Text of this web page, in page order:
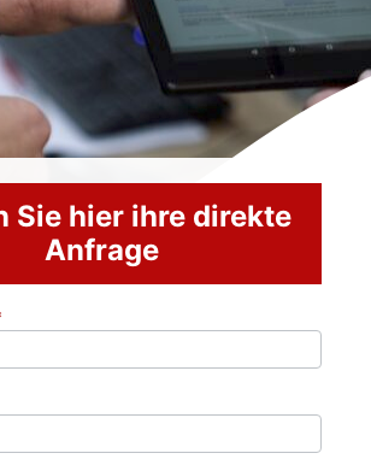
Sie hier ihre direkte
Anfrage